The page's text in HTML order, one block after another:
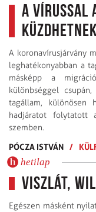
A vírussal
A koronavírusjárvány
leghatékonyabban a
másképp a
különbséggel
tagállam, különösen
hadjáratot folytatott
szemben.
PÓCZA ISTVÁN /
hetilap
Viszlát,
Egészen másként